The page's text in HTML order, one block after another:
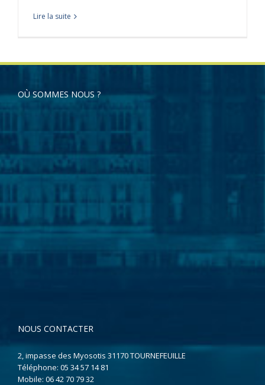
Lire la suite
OÙ SOMMES NOUS ?
NOUS CONTACTER
2, impasse des Myosotis 31170 TOURNEFEUILLE
Téléphone: 05 34 57 14 81
Mobile: 06 42 70 79 32